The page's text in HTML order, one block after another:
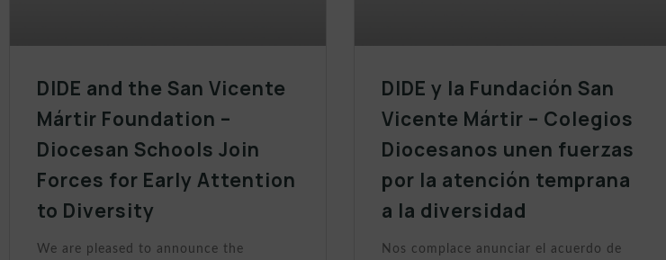
DIDE and the San Vicente
Mártir Foundation –
Diocesan Schools Join
Forces for Early Attention
to Diversity
We are pleased to announce the
DIDE y la Fundación San
Vicente Mártir – Colegios
Diocesanos unen fuerzas
por la atención temprana
a la diversidad
Nos complace anunciar el acuerdo de